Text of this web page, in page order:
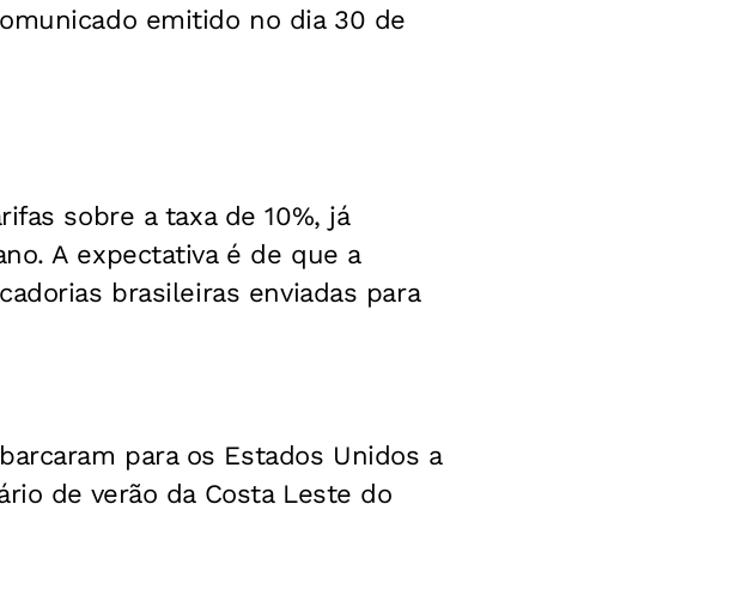
emitido no dia 30 de
sobre a taxa de 10%, já
A expectativa é de que a
brasileiras enviadas para
para os Estados Unidos a
de verão da Costa Leste do